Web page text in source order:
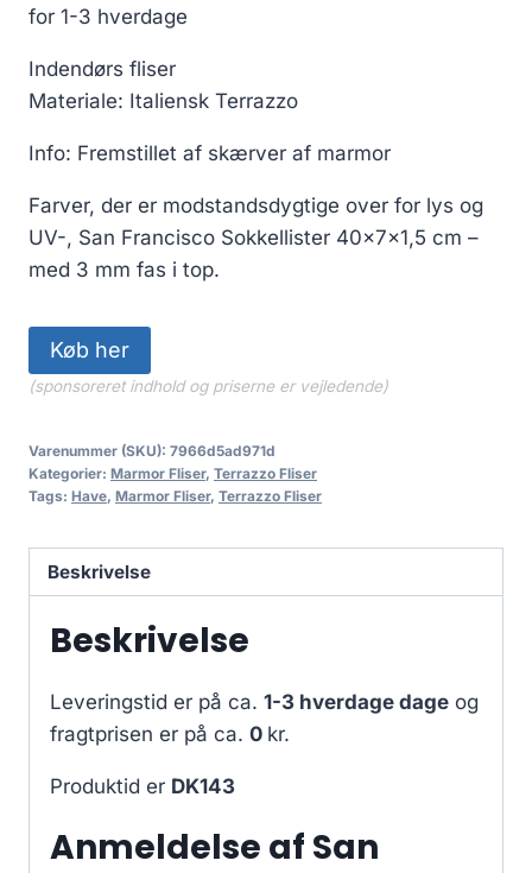
for 1-3 hverdage
Indendørs fliser
Materiale: Italiensk Terrazzo
Info: Fremstillet af skærver af marmor
Farver, der er modstandsdygtige over for lys og
UV-, San Francisco Sokkellister 40x7x1,5 cm –
med 3 mm fas i top.
Køb her
(sponsoreret indhold og priserne er vejledende)
Varenummer (SKU): 7966d5ad971d
Kategorier: Marmor Fliser, Terrazzo Fliser
Tags: Have, Marmor Fliser, Terrazzo Fliser
Beskrivelse
Beskrivelse
Leveringstid er på ca. 1-3 hverdage dage og
fragtprisen er på ca. 0 kr.
Produktid er DK143
Anmeldelse af San